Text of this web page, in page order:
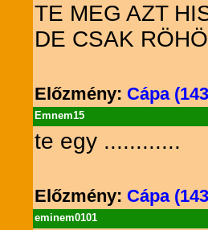
TE MEG AZT
DE CSAK
Előzmény: Cápa
Emnem15
te egy ............
Előzmény: Cápa
eminem0101